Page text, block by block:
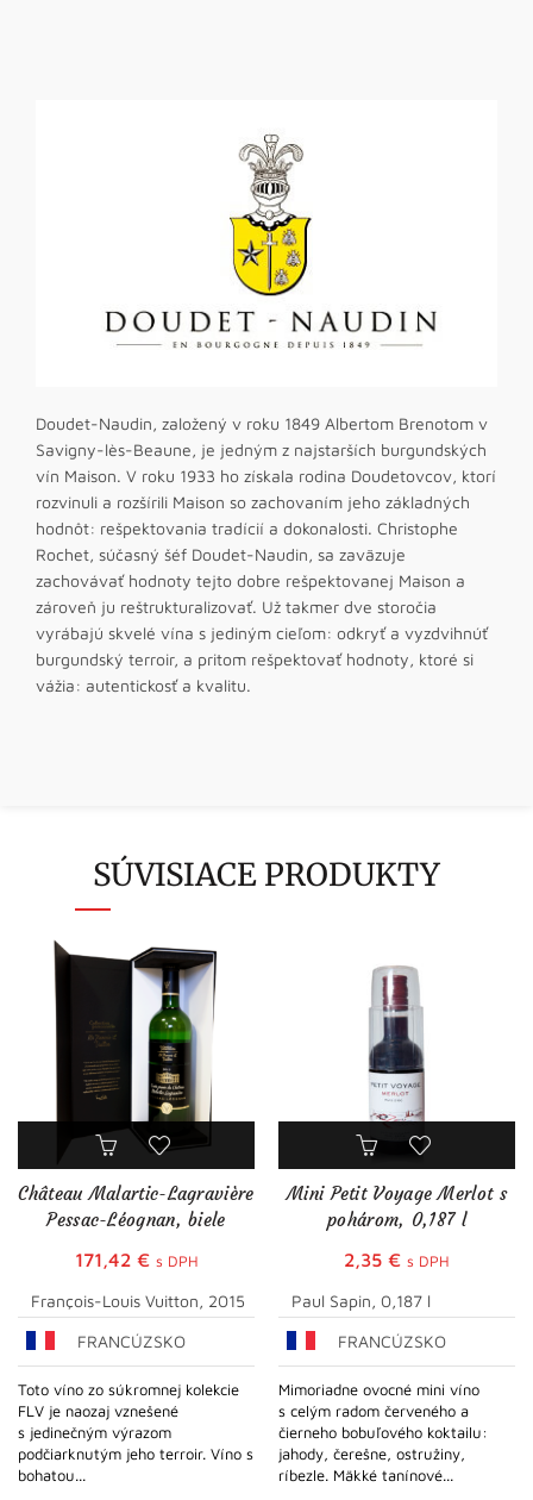
Doudet-Naudin, založený v roku 1849 Albertom Brenotom v
Savigny-lès-Beaune, je jedným z najstarších burgundských
vín Maison. V roku 1933 ho získala rodina Doudetovcov, ktorí
rozvinuli a rozšírili Maison so zachovaním jeho základných
hodnôt: rešpektovania tradícií a dokonalosti. Christophe
Rochet, súčasný šéf Doudet-Naudin, sa zaväzuje
zachovávať hodnoty tejto dobre rešpektovanej Maison a
zároveň ju reštrukturalizovať. Už takmer dve storočia
vyrábajú skvelé vína s jediným cieľom: odkryť a vyzdvihnúť
burgundský terroir, a pritom rešpektovať hodnoty, ktoré si
vážia: autentickosť a kvalitu.
SÚVISIACE PRODUKTY
Château Malartic-Lagravière
Pessac-Léognan, biele
171,42 € s DPH
François-Louis Vuitton, 2015
FRANCÚZSKO
Toto víno zo súkromnej kolekcie
FLV je naozaj vznešené
s jedinečným výrazom
podčiarknutým jeho terroir. Víno s
bohatou...
Mini Petit Voyage Merlot s
pohárom, 0,187 l
2,35 € s DPH
Paul Sapin, 0,187 l
FRANCÚZSKO
Mimoriadne ovocné mini víno
s celým radom červeného a
čierneho bobuľového koktailu:
jahody, čerešne, ostružiny,
ríbezle. Mäkké tanínové...